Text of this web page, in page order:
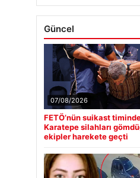
Güncel
07/08/2026
FETÖ’nün suikast
Karatepe silahları
ekipler harekete geçti